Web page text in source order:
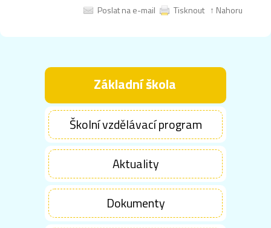
Poslat na e-mail Tisknout ↑ Nahoru
Základní škola
Školní vzdělávací program
Aktuality
Dokumenty